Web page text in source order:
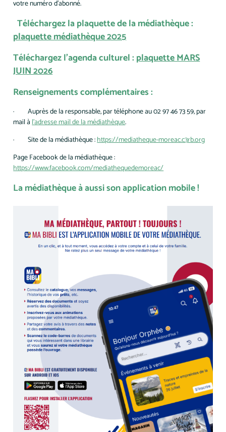
votre numéro d’abonné.
Téléchargez la plaquette de la médiathèque :
plaquette médiathèque 2025
Téléchargez l'agenda culturel : plaquette MARS
JUIN 2026
Renseignements complémentaires :
· Auprès de la responsable, par téléphone au 02 97 46 73 59, par
mail àl’adresse mail de la médiathèque.
· Site de la médiathèque :https://mediatheque-moreac.c3rb.org
Page Facebook de la médiathèque :
https://www.facebook.com/mediathequedemoreac/
La médiathèque à aussi son application mobile !